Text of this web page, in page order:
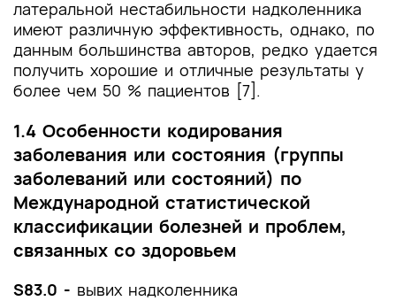
латеральной нестабильности надколенника
имеют различную эффективность, однако, по
данным большинства авторов, редко удается
получить хорошие и отличные результаты у
более чем 50 % пациентов [7].
1.4 Особенности кодирования
заболевания или состояния (группы
заболеваний или состояний) по
Международной статистической
классификации болезней и проблем,
связанных со здоровьем
S83.0 - вывих надколенника